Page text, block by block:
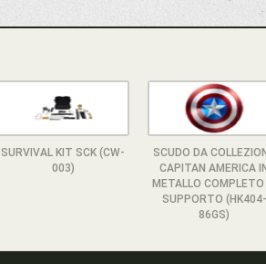
SURVIVAL KIT SCK (CW-
003)
SCUDO DA
CAPITAN AMERICA
METALLO COMPLETO
SUPPORTO (HK404-
86GS)